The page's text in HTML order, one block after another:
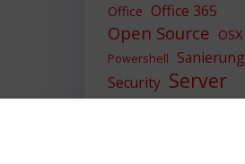
Office Office 365
Open Source OSX
Powershell Sanierung
Security Server
Sicherheit